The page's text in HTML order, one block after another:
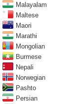
Malayalam
Maltese
Maori
Marathi
Mongolian
Burmese
Nepali
Norwegian
Pashto
Persian